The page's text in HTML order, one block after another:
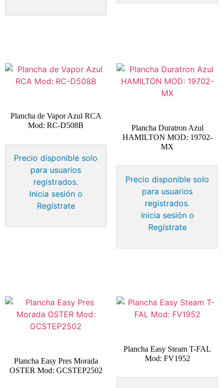
Plancha de Vapor Azul RCA
Mod: RC-D508B
Precio disponible solo
para usuarios
registrados.
Inicia sesión o
Regístrate
Plancha Duratron Azul
HAMILTON MOD: 19702-
MX
Precio disponible solo
para usuarios
registrados.
Inicia sesión o
Regístrate
Plancha Easy Pres Morada
OSTER Mod: GCSTEP2502
Plancha Easy Steam T-FAL
Mod: FV1952